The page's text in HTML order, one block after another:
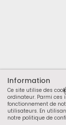
Information
Ce site utilise des
ordinateur. Parmi ces
fonctionnement de
utilisateurs. En
notre politique de